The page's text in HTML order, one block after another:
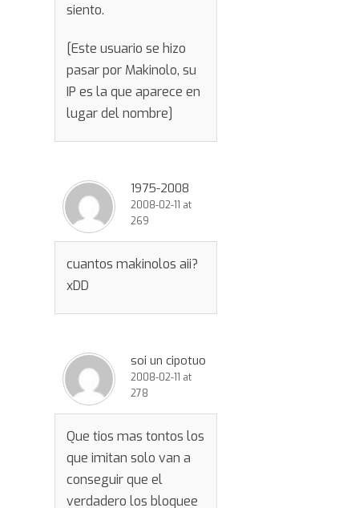
siento.
[Este usuario se hizo
pasar por Makinolo, su
IP es la que aparece en
lugar del nombre]
1975-2008
2008-02-11 at
269
cuantos makinolos aii?
xDD
soi un cipotuo
2008-02-11 at
278
Que tios mas tontos los
que imitan solo van a
conseguir que el
verdadero los bloquee